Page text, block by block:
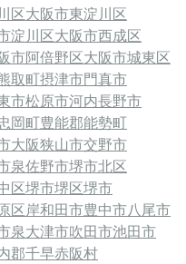
区大阪市東淀川区
淀川区大阪市西成区
市阿倍野区大阪市城東区
取町摂津市門真市
市松原市河内長野市
岡町豊能郡能勢町
大阪狭山市交野市
泉佐野市堺市北区
区堺市堺区堺市
区岸和田市豊中市八尾市
泉大津市吹田市池田市
郡千早赤阪村